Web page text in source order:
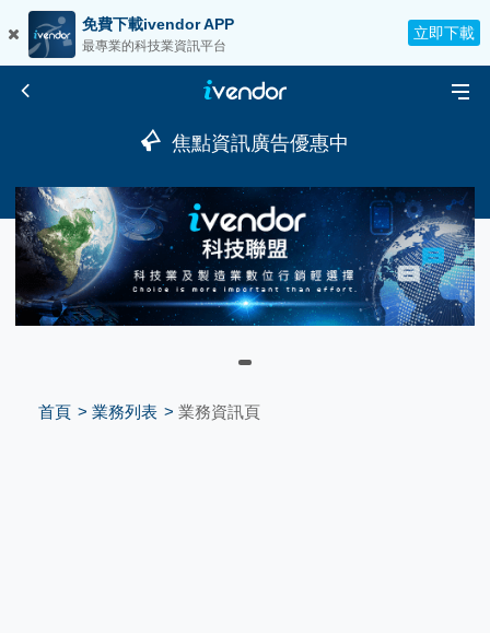
免費下載ivendor APP
最專業的科技業資訊平台
立即下載
焦點資訊廣告優惠中
首頁 業務列表 業務資訊頁